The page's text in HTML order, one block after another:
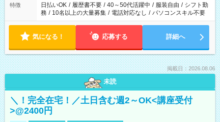
特徴 日払いOK / 履歴書不要 / 40～50代活躍中 / 服装自由 / シフト勤
務 / 10名以上の大量募集 / 電話対応なし / パソコンスキル不要
気になる！ 応募する 詳細へ
掲載日：2026.08.06
未読
＼！完全在宅！／土日含む週2～OK<講座受付
>@2400円